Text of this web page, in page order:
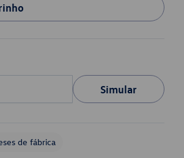
Simular
de fábrica